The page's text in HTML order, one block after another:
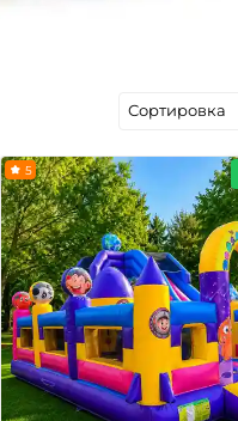
5